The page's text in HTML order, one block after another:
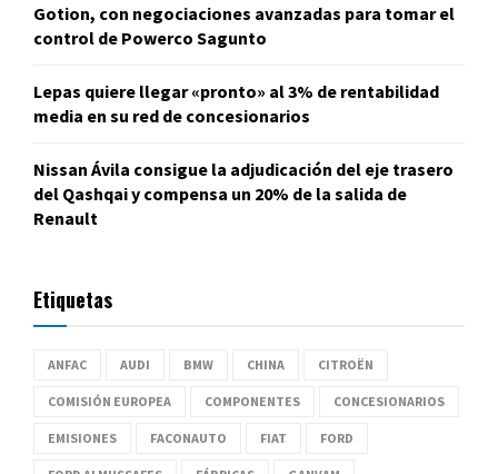
Gotion, con negociaciones avanzadas para tomar el
control de Powerco Sagunto
Lepas quiere llegar «pronto» al 3% de rentabilidad
media en su red de concesionarios
Nissan Ávila consigue la adjudicación del eje trasero
del Qashqai y compensa un 20% de la salida de
Renault
Etiquetas
ANFAC AUDI BMW CHINA CITROËN
COMISIÓN EUROPEA COMPONENTES CONCESIONARIOS
EMISIONES FACONAUTO FIAT FORD